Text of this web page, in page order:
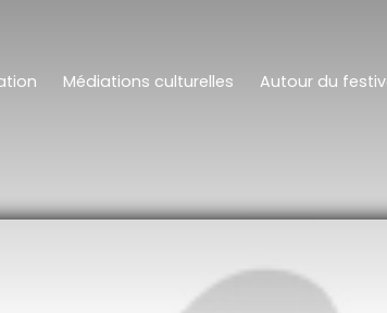
Médiations culturelles Autour du